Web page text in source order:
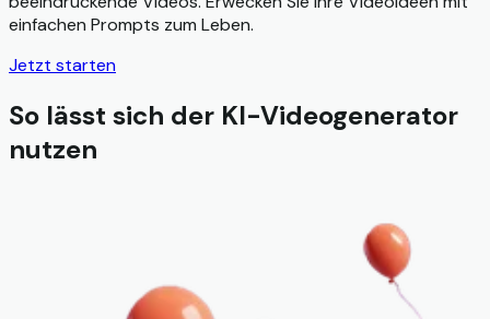
einfachen Prompts zum Leben.
Jetzt starten
So lässt sich der KI-Videogenerator
nutzen